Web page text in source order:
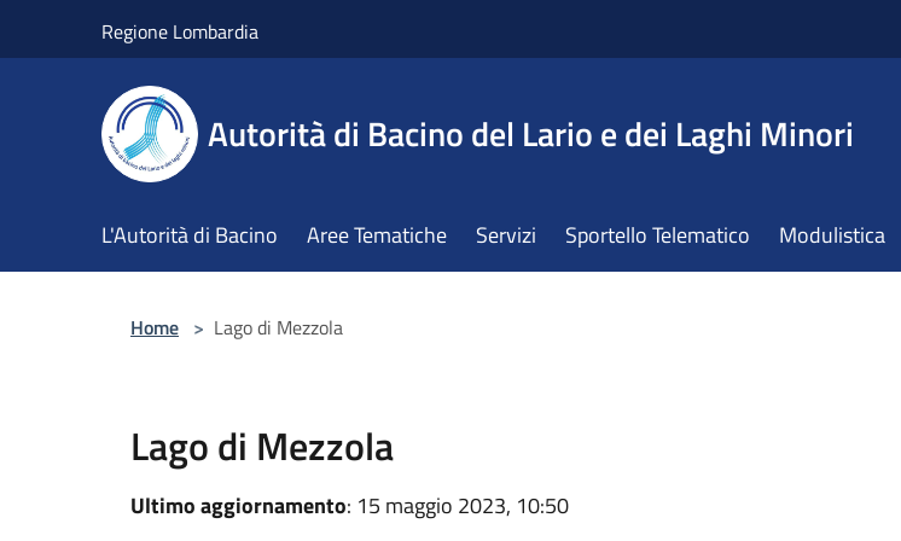
Regione Lombardia
Autorità di Bacino del Lario e dei Laghi Minori
L'Autorità di Bacino Aree Tematiche Servizi Sportello Telematico Modulistica
Home > Lago di Mezzola
Lago di Mezzola
Ultimo aggiornamento: 15 maggio 2023, 10:50